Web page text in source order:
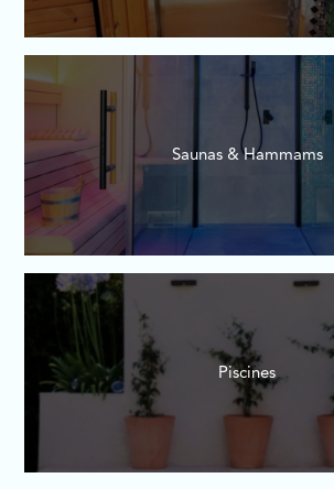
Saunas & Hammams
Piscines